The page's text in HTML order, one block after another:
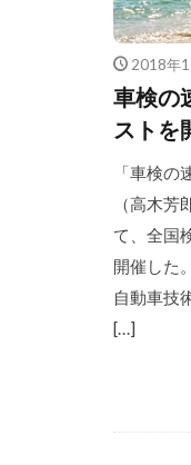
2018年
車検の
ストを
「車検
（高木
て、全国
開催した
自動車技
[…]